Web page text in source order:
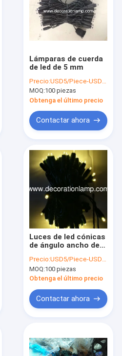
Lámparas de cuerda
de led de 5 mm
Precio:USD5/Piece-USD10/Piece
MOQ:100 piezas
Obtenga el último precio
Contactar ahora
Luces de led cónicas
de ángulo ancho de
Precio:USD5/Piece-USD10/Piece
MOQ:100 piezas
Obtenga el último precio
Contactar ahora